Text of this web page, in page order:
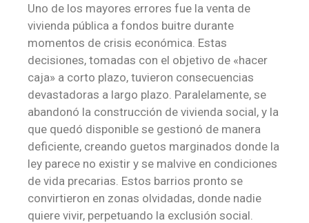
Uno de los mayores errores fue la venta de
vivienda pública a fondos buitre durante
momentos de crisis económica. Estas
decisiones, tomadas con el objetivo de «hacer
caja» a corto plazo, tuvieron consecuencias
devastadoras a largo plazo. Paralelamente, se
abandonó la construcción de vivienda social, y la
que quedó disponible se gestionó de manera
deficiente, creando guetos marginados donde la
ley parece no existir y se malvive en condiciones
de vida precarias. Estos barrios pronto se
convirtieron en zonas olvidadas, donde nadie
quiere vivir, perpetuando la exclusión social.